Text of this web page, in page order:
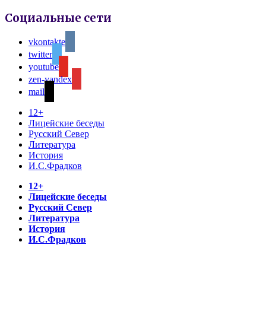
Социальные сети
vkontakte
twitter
youtube
zen-yandex
mail
12+
Лицейские беседы
Русский Север
Литература
История
И.С.Фрадков
12+
Лицейские беседы
Русский Север
Литература
История
И.С.Фрадков